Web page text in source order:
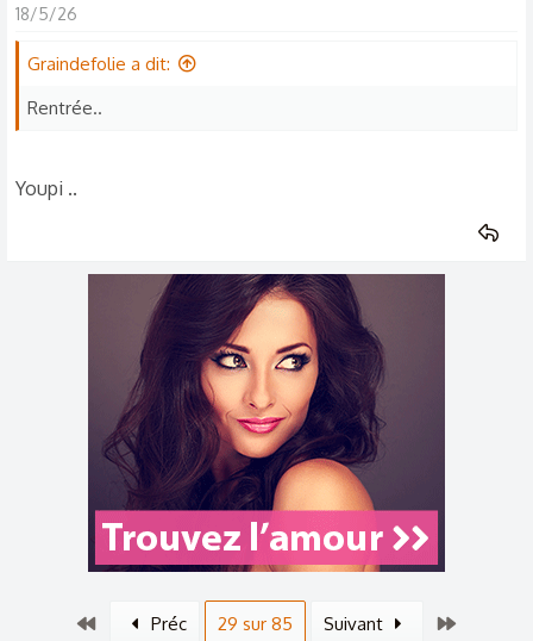
18/5/26
Graindefolie a dit:
Rentrée..
Youpi ..
PremierPréc 29 sur 85 Suivant